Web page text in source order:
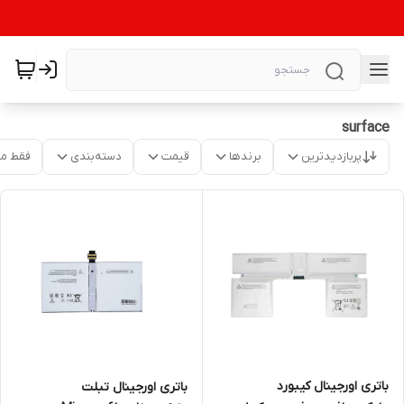
surface
پربازدیدترین برندها قیمت دسته‌بندی فقط
باتری اورجینال کیبورد
باتری اورجینال تبلت